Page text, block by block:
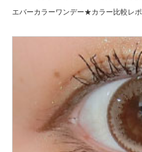
エバーカラーワンデー★カラー比較レポ